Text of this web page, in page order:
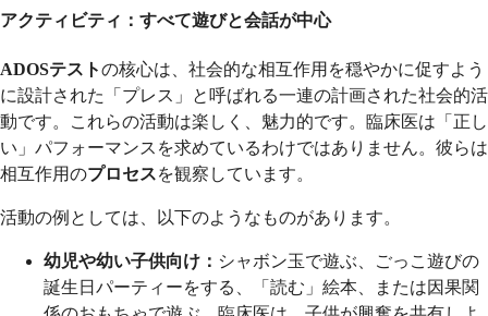
アクティビティ：すべて遊びと会話が中心
ADOSテストの核心は、社会的な相互作用を穏やかに促すよう
に設計された「プレス」と呼ばれる一連の計画された社会的活
動です。これらの活動は楽しく、魅力的です。臨床医は「正し
い」パフォーマンスを求めているわけではありません。彼らは
相互作用のプロセスを観察しています。
活動の例としては、以下のようなものがあります。
幼児や幼い子供向け： シャボン玉で遊ぶ、ごっこ遊びの
誕生日パーティーをする、「読む」絵本、または因果関